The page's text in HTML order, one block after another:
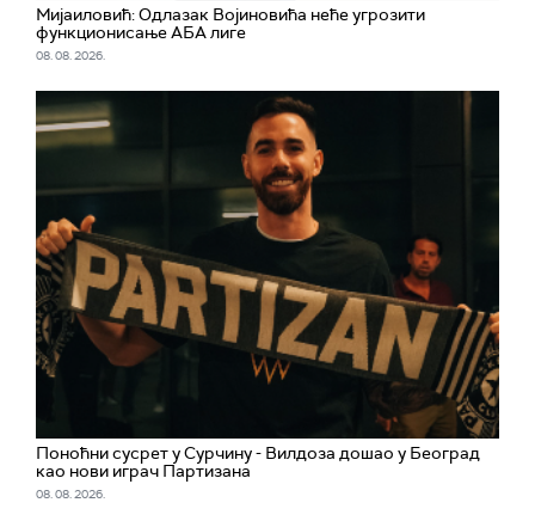
Мијаиловић: Одлазак Војиновића неће угрозити
функционисање АБА лиге
08. 08. 2026.
Поноћни сусрет у Сурчину - Вилдоза дошао у Београд
као нови играч Партизана
08. 08. 2026.